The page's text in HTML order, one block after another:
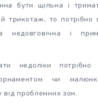
бути щільна і
трикотаж, то потрібно
недовговічна і
недоліки потрібно
чи
від проблемних зон.